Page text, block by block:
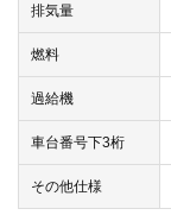
排気量
燃料
過給機
車台番号下3桁
その他仕様